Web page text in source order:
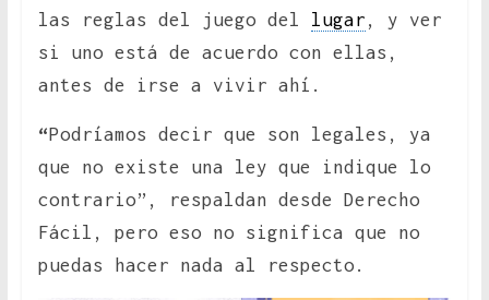
las reglas del juego del lugar , y ver
si uno está de acuerdo con ellas,
antes de irse a vivir ahí.
“Podríamos decir que son legales, ya
que no existe una ley que indique lo
contrario”, respaldan desde Derecho
Fácil, pero eso no significa que no
puedas hacer nada al respecto.